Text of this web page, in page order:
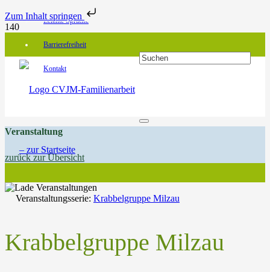
Zum Inhalt springen
Leichte Sprache
Barrierefreiheit
Kontakt
Veranstaltung
zurück zur Übersicht
Veranstaltungsserie: Krabbelgruppe Milzau
Krabbelgruppe Milzau